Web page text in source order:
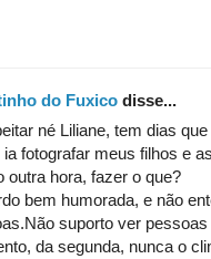
do Fuxico disse...
né Liliane, tem dias
fotografar meus filhos e
outra hora, fazer o que?
bem humorada, e não
suporto ver
da segunda, nunca o